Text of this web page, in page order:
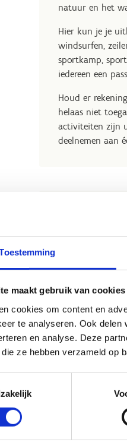
maakt gebruik van cookies
cookies om content en
te analyseren. Ook
en analyse. Deze
ze hebben verzameld op
natuur en het
Hier kun je je
windsurfen,
sportkamp,
iedereen een
Houd er
helaas niet
activiteiten zijn
deelnemen aan
Wil je met je
In Hofstade
en meer. Maar
sporthal
Samen bekijken